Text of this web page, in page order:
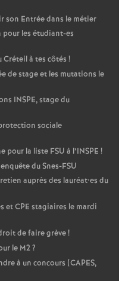
son Entrée dans le métier
les étudiant-es
Créteil à tes côtés !
de stage et les mutations le
INSPE, stage du
sociale
pour la liste FSU à l’INSPE !
du Snes-FSU
auprès des lauréat•es du
etCPE stagiaires le mardi
de faire grève!
le M2?
à un concours (CAPES,